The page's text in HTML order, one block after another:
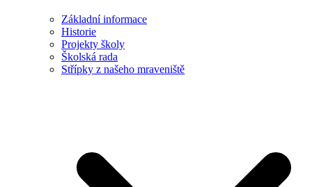
Základní informace
Historie
Projekty školy
Školská rada
Střípky z našeho mraveniště